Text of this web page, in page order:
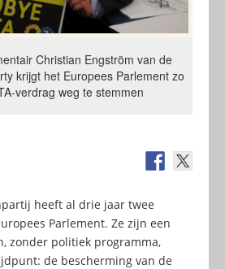
Christian Engström van de
krijgt het Europees Parlement zo
verdrag weg te stemmen
heeft al drie jaar twee
Parlement. Ze zijn een
zonder politiek programma,
de bescherming van de